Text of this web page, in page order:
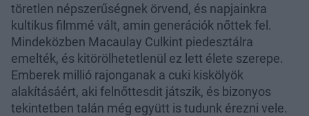
töretlen népszerűségnek örvend, és napjainkra
kultikus filmmé vált, amin generációk nőttek fel.
Mindeközben Macaulay Culkint piedesztálra
emelték, és kitörölhetetlenül ez lett élete szerepe.
Emberek millió rajonganak a cuki kiskölyök
alakításáért, aki felnőttesdit játszik, és bizonyos
tekintetben talán még együtt is tudunk érezni vele.